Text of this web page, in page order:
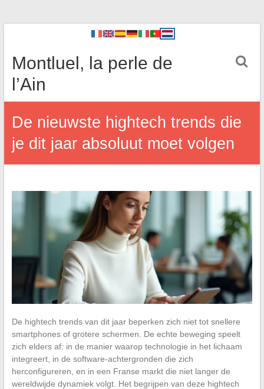
Montluel, la perle de
l’Ain
De nieuwste hightech trends die
je dit jaar absoluut moet volgen
De hightech trends van dit jaar beperken zich niet tot snellere
smartphones of grotere schermen. De echte beweging speelt
zich elders af: in de manier waarop technologie in het lichaam
integreert, in de software-achtergronden die zich
herconfigureren, en in een Franse markt die niet langer de
wereldwijde dynamiek volgt. Het begrijpen van deze hightech